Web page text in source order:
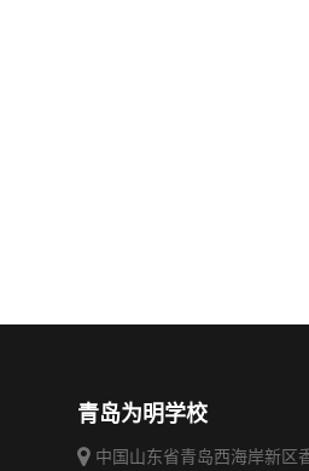
青岛为明学校
中国山东省青岛西海岸新区